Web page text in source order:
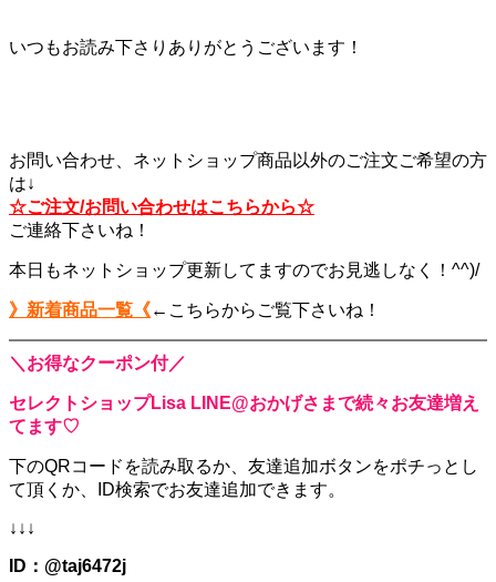
いつもお読み下さりありがとうございます！
お問い合わせ、ネットショップ商品以外のご注文ご希望の方
は↓
☆ご注文/お問い合わせはこちらから☆
ご連絡下さいね！
本日もネットショップ更新してますのでお見逃しなく！^^)/
》新着商品一覧《←こちらからご覧下さいね！
＼お得なクーポン付／
セレクトショップLisa LINE@おかげさまで続々お友達増え
てます♡
下のQRコードを読み取るか、 友達追加ボタンをポチっとし
て頂くか、
ID検索でお友達追加できます。
↓↓↓
ID：@taj6472j